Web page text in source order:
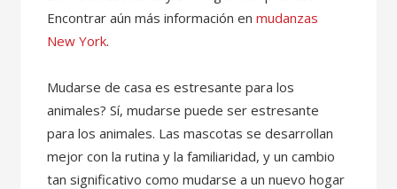
Encontrar aún más información enmudanzas
New York.
Mudarse de casa es estresante para los
animales? Sí, mudarse puede ser estresante
para los animales. Las mascotas se desarrollan
mejor con la rutina y la familiaridad, y un cambio
tan significativo como mudarse a un nuevo hogar